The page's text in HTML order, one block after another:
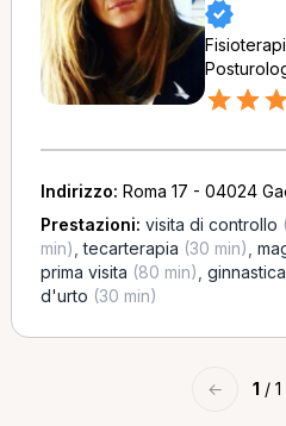
Indirizzo: Roma 17 - 04024
Prestazioni: visita di controllo
min) ,tecarterapia (30 min)
prima visita (80 min)
d'urto (30 min)
← 1 / 1